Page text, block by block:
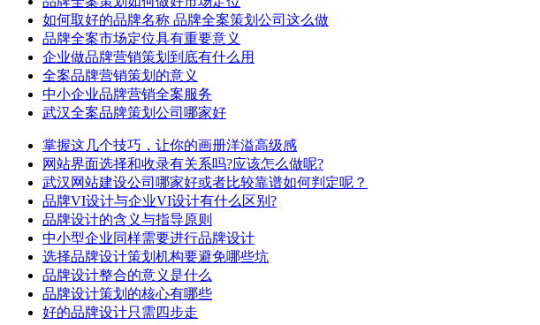
如何取好的品牌名称 品牌全案策划公司这么做
品牌全案市场定位具有重要意义
企业做品牌营销策划到底有什么用
全案品牌营销策划的意义
中小企业品牌营销全案服务
武汉全案品牌策划公司哪家好
掌握这几个技巧，让你的画册洋溢高级感
网站界面选择和收录有关系吗?应该怎么做呢?
武汉网站建设公司哪家好或者比较靠谱如何判定呢？
品牌VI设计与企业VI设计有什么区别?
品牌设计的含义与指导原则
中小型企业同样需要进行品牌设计
选择品牌设计策划机构要避免哪些坑
品牌设计整合的意义是什么
品牌设计策划的核心有哪些
好的品牌设计只需四步走